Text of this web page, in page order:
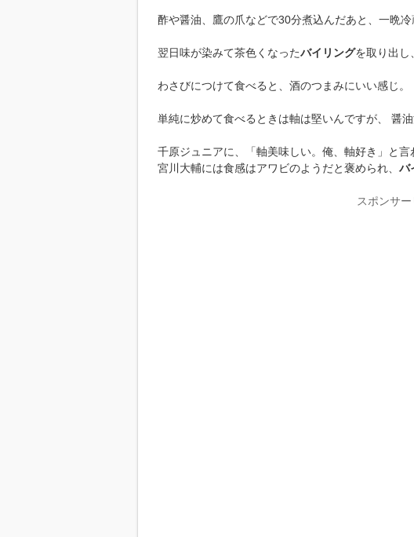
酢や醤油、鷹の爪などで30分煮込んだあと、一晩冷
翌日味が染みて茶色くなったバイリングを取り出し
わさびにつけて食べると、酒のつまみにいい感じ。
単純に炒めて食べるときは軸は堅いんですが、 醤
千原ジュニアに、「軸美味しい。俺、軸好き」と言
宮川大輔には食感はアワビのようだと褒められ、 バ
スポンサー